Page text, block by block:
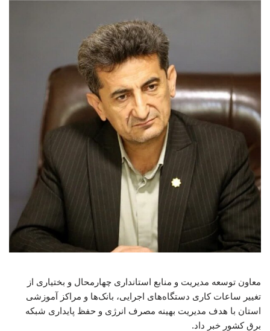
معاون توسعه مدیریت و منابع استانداری چهارمحال و بختیاری از
تغییر ساعات کاری دستگاه‌های اجرایی، بانک‌ها و مراکز آموزشی
استان با هدف مدیریت بهینه مصرف انرژی و حفظ پایداری شبکه
برق کشور خبر داد.